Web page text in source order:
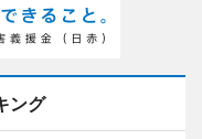
ング